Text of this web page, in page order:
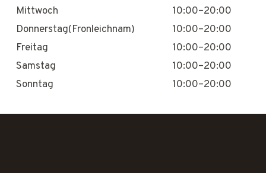
Mittwoch
10:00–20:00
Donnerstag(Fronleichnam)
10:00–20:00
Freitag
10:00–20:00
Samstag
10:00–20:00
Sonntag
10:00–20:00